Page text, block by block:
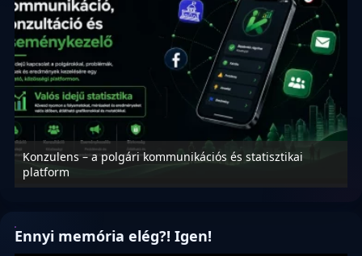
Konzulens – a polgári kommunikációs és statisztikai
platform
Ennyi memória elég?! Igen!